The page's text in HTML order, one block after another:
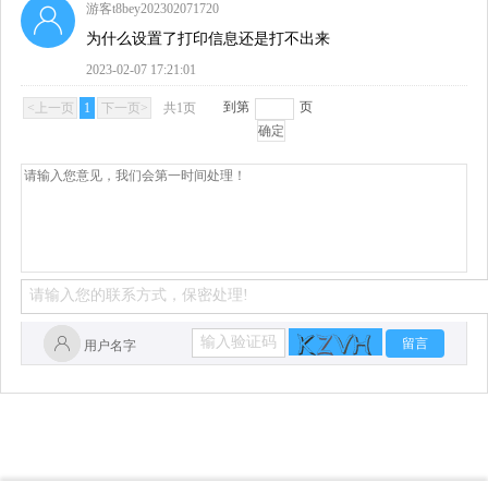
游客t8bey202302071720
为什么设置了打印信息还是打不出来
2023-02-07 17:21:01
<上一页 1 下一页> 共1页 到第
页
确定
用户名字 留言